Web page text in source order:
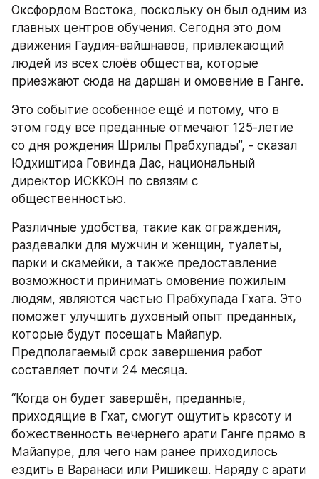
Оксфордом Востока, поскольку он был одним из
главных центров обучения. Сегодня это дом
движения Гаудия-вайшнавов, привлекающий
людей из всех слоёв общества, которые
приезжают сюда на даршан и омовение в Ганге.
Это событие особенное ещё и потому, что в
этом году все преданные отмечают 125-летие
со дня рождения Шрилы Прабхупады”, - сказал
Юдхиштира Говинда Дас, национальный
директор ИСККОН по связям с
общественностью.
Различные удобства, такие как ограждения,
раздевалки для мужчин и женщин, туалеты,
парки и скамейки, а также предоставление
возможности принимать омовение пожилым
людям, являются частью Прабхупада Гхата. Это
поможет улучшить духовный опыт преданных,
которые будут посещать Майапур.
Предполагаемый срок завершения работ
составляет почти 24 месяца.
“Когда он будет завершён, преданные,
приходящие в Гхат, смогут ощутить красоту и
божественность вечернего арати Ганге прямо в
Майапуре, для чего нам ранее приходилось
ездить в Варанаси или Ришикеш. Наряду с арати